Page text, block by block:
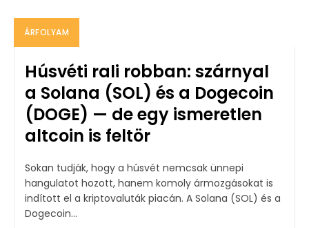
ÁRFOLYAM
Húsvéti rali robban: szárnyal
a Solana (SOL) és a Dogecoin
(DOGE) — de egy ismeretlen
altcoin is feltör
Sokan tudják, hogy a húsvét nemcsak ünnepi
hangulatot hozott, hanem komoly ármozgásokat is
indított el a kriptovaluták piacán. A Solana (SOL) és a
Dogecoin...